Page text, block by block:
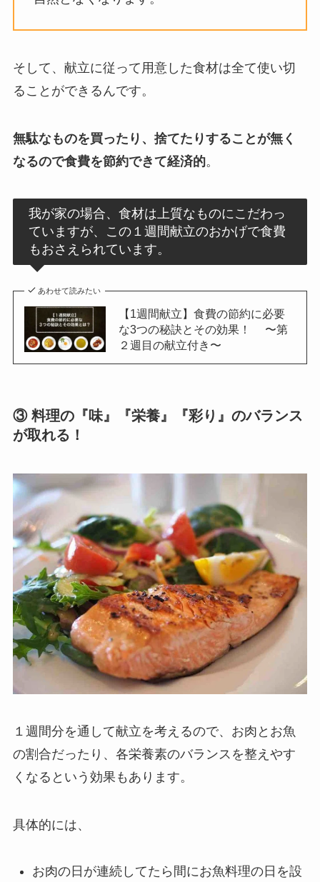
そして、献立に従って用意した食材は全て使い切
ることができるんです。
無駄なものを買ったり、捨てたりすることが無く
なるので食費を節約できて経済的。
我が家の場合、食材は上質なものにこだわっ
ていますが、この１週間献立のおかげで食費
もおさえられています。
あわせて読みたい
【1週間献立】食費の節約に必要
な3つの秘訣とその効果！ 〜第
２週目の献立付き〜
③ 料理の『味』『栄養』『彩り』のバランス
が取れる！
１週間分を通して献立を考えるので、お肉とお魚
の割合だったり、各栄養素のバランスを整えやす
くなるという効果もあります。
具体的には、
お肉の日が連続してたら間にお魚料理の日を設